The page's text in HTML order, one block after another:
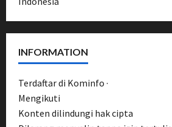
INFORMATION
Terdaftar di Kominfo ·
Mengikuti
Konten dilindungi hak cipta